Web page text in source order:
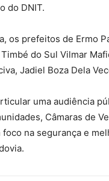
do DNIT.
os prefeitos de Ermo
do Sul Vilmar
Jadiel Boza Dela
uma audiência
Câmaras de
na segurança e